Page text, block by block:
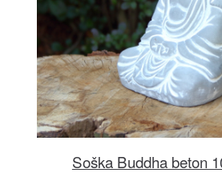
Soška Buddha beton